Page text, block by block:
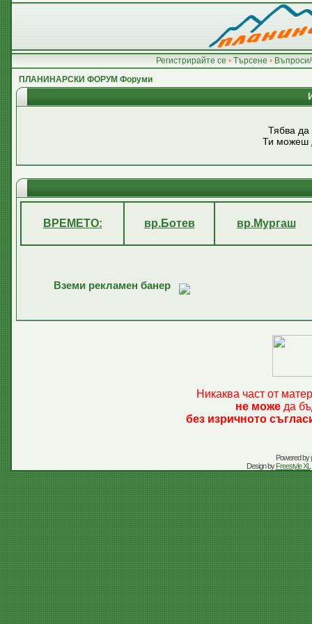
Регистрирайте се • Търсене •
ПЛАНИНАРСКИ ФОРУМ Форуми
Тябва
Ти можеш
ВРЕМЕТО: вр.Ботев вр.Мургаш
Вземи рекламен банер
Никаква част от
не може да
без изричното
Powered by
Design byFreestyle XL